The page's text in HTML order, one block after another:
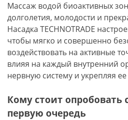
Массаж водой биоактивных зон
долголетия, молодости и
Насадка TECHNOTRADE
чтобы мягко и совершенно
воздействовать на активные
влияя на каждый внутренний
нервную систему и укрепляя
Кому стоит опробовать
первую очередь